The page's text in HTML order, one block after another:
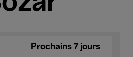
Prochains 7 jours